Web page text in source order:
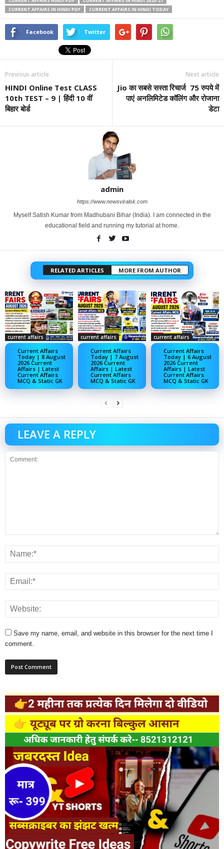
CURRENT AFFAIRS IN HINDI PDF
CURRENT AFFAIRS IN HINDI TODAY
Facebook Twitter
Previous article
HINDI Online Test CLASS
10th TEST – 9 | हिंदी 10 वीं
बिहार बोर्ड
Next article
Jio का सबसे सस्ता रिचार्ज 75 रुपये में
पाएं अनलिमिटेड कॉलिंग और रोजाना
डेटा
admin
https://www.newsviralsk.com
Myself Satish Kumar from Madhubani Bihar (India). I am connected in the
educational field and running my tutorial at home.
RELATED ARTICLES MORE FROM AUTHOR
current affairs
Current Affairs
Today | 8 August
2026 Current
Affairs | Latest
Current Affairs
MCQ & Static GK
current affairs
Current Affairs
Today | 7 August
2026 Current
Affairs | Latest
Current Affairs
MCQ & Static GK
current affairs
Current Affairs
Today | 6 August
2026 Current
Affairs | Latest
Current Affairs
MCQ & Static GK
LEAVE A REPLY
Save my name, email, and website in this browser for the next time I
comment.